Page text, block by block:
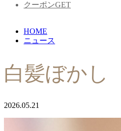
クーポンGET
HOME
ニュース
白髪ぼか
2026.05.21